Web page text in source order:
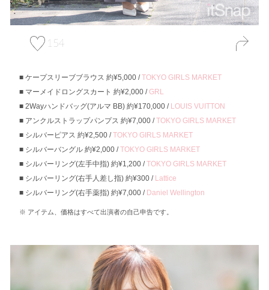
154
ケープスリーブブラウス 約¥5,000 /TOKYO GIRLS MARKET
マーメイドロングスカート 約¥2,000 /GRL
2Wayハンドバッグ(アルマ BB) 約¥170,000 / LOUIS VUITTON
アンクルストラップパンプス 約¥7,000 /TOKYO GIRLS MARKET
シルバーピアス 約¥2,500 /TOKYO GIRLS MARKET
シルバーバングル 約¥2,000 /TOKYO GIRLS MARKET
シルバーリング(左手中指) 約¥1,200 /TOKYO GIRLS MARKET
シルバーリング(右手人差し指) 約¥300 / Lattice
シルバーリング(右手薬指) 約¥7,000 / Daniel Wellington
アイテム、価格はすべて出演者の自己申告です。